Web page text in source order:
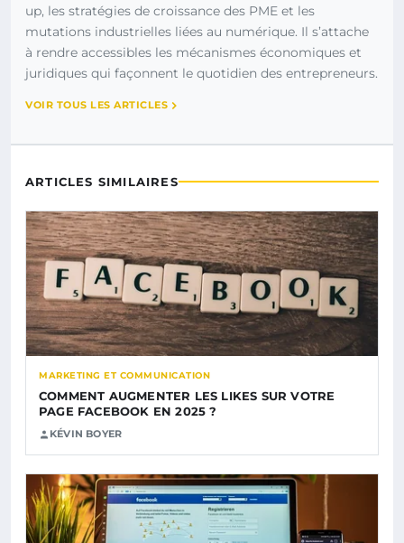
up, les stratégies de croissance des PME et les
mutations industrielles liées au numérique. Il s’attache
à rendre accessibles les mécanismes économiques et
juridiques qui façonnent le quotidien des entrepreneurs.
VOIR TOUS LES ARTICLES
ARTICLES SIMILAIRES
MARKETING ET COMMUNICATION
COMMENT AUGMENTER LES LIKES SUR VOTRE
PAGE FACEBOOK EN 2025 ?
KÉVIN BOYER